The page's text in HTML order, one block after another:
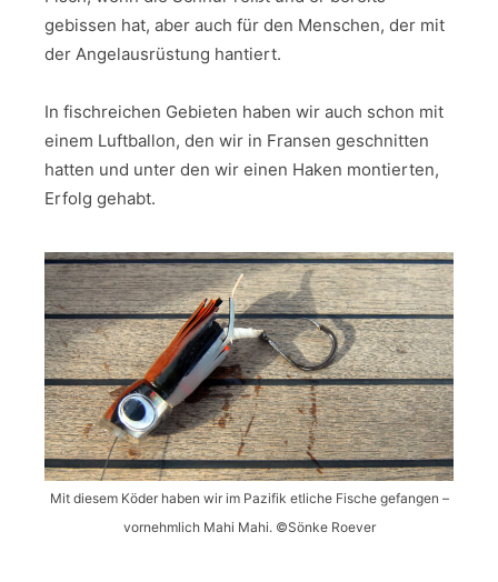
gebissen hat, aber auch für den Menschen, der mit
der Angelausrüstung hantiert.
In fischreichen Gebieten haben wir auch schon mit
einem Luftballon, den wir in Fransen geschnitten
hatten und unter den wir einen Haken montierten,
Erfolg gehabt.
Mit diesem Köder haben wir im Pazifik etliche Fische gefangen –
vornehmlich Mahi Mahi. ©Sönke Roever